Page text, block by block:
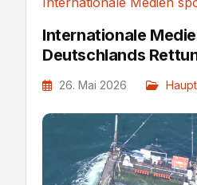
Internationale
Deutschlands
26. Mai 2026